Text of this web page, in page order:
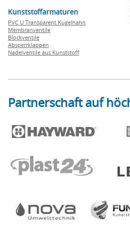
Kunststoffarmaturen
PVC U Transparent Kugelhahn
Membranventile
Blockventile
Absperrklappen
Nadelventile aus Kunststoff
Partnerschaft auf